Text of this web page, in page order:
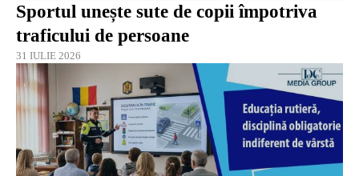
Sportul unește sute de copii împotriva
traficului de persoane
31 IULIE 2026